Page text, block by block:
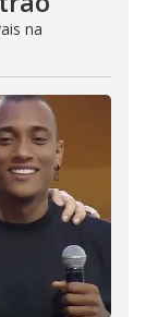
na